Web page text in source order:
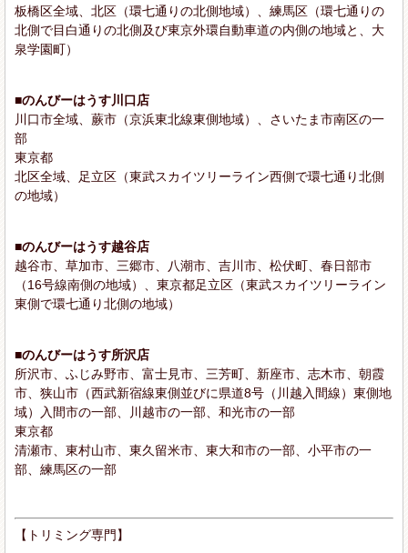
板橋区全域、北区（環七通りの北側地域）、練馬区（環七通りの
北側で目白通りの北側及び東京外環自動車道の内側の地域と、大
泉学園町）
■のんびーはうす川口店
川口市全域、蕨市（京浜東北線東側地域）、さいたま市南区の一
部
東京都
北区全域、足立区（東武スカイツリーライン西側で環七通り北側
の地域）
■のんびーはうす越谷店
越谷市、草加市、三郷市、八潮市、吉川市、松伏町、春日部市
（16号線南側の地域）、東京都足立区（東武スカイツリーライン
東側で環七通り北側の地域）
■のんびーはうす所沢店
所沢市、ふじみ野市、富士見市、三芳町、新座市、志木市、朝霞
市、狭山市（西武新宿線東側並びに県道8号（川越入間線）東側地
域）入間市の一部、川越市の一部、和光市の一部
東京都
清瀬市、東村山市、東久留米市、東大和市の一部、小平市の一
部、練馬区の一部
【トリミング専門】